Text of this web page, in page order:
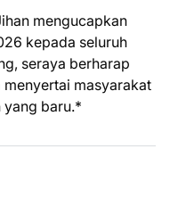
mengucapkan
kepada seluruh
seraya berharap
menyertai masyarakat
yang baru.*